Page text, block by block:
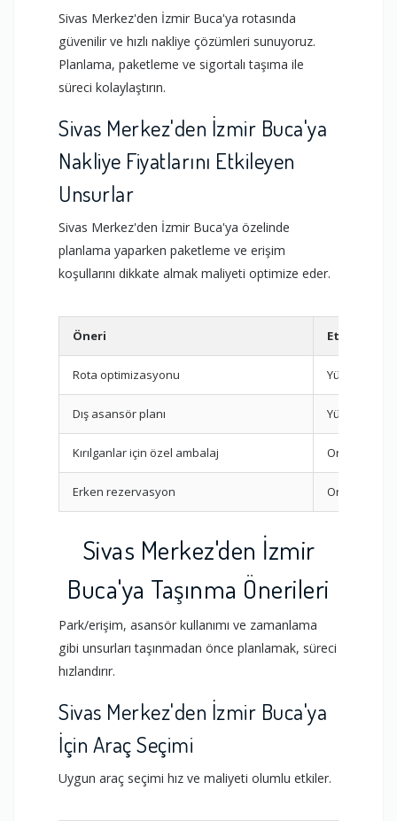
Sivas Merkez'den İzmir Buca'ya rotasında
güvenilir ve hızlı nakliye çözümleri sunuyoruz.
Planlama, paketleme ve sigortalı taşıma ile
süreci kolaylaştırın.
Sivas Merkez'den İzmir Buca'ya
Nakliye Fiyatlarını Etkileyen
Unsurlar
Sivas Merkez'den İzmir Buca'ya özelinde
planlama yaparken paketleme ve erişim
koşullarını dikkate almak maliyeti optimize eder.
Öneri Etki
Rota optimizasyonu Yüksek
Dış asansör planı Yüksek
Kırılganlar için özel ambalaj Orta
Erken rezervasyon Orta
Sivas Merkez'den İzmir
Buca'ya Taşınma Önerileri
Park/erişim, asansör kullanımı ve zamanlama
gibi unsurları taşınmadan önce planlamak, süreci
hızlandırır.
Sivas Merkez'den İzmir Buca'ya
İçin Araç Seçimi
Uygun araç seçimi hız ve maliyeti olumlu etkiler.